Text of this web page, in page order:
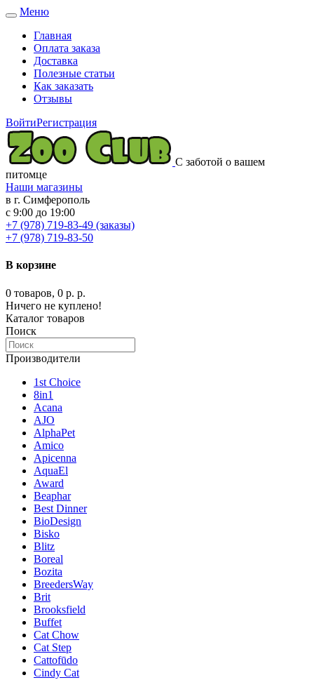
Toggle
navigation
Меню
Главная
Оплата заказа
Доставка
Полезные статьи
Как заказать
Отзывы
ВойтиРегистрация
С заботой о вашем
питомце
Наши магазины
в г. Симферополь
с 9:00 до 19:00
+7 (978) 719-83-49 (заказы)
+7 (978) 719-83-50
В корзине
0 товаров, 0 р. р.
Ничего не куплено!
Каталог товаров
Поиск
Производители
1st Choice
8in1
Acana
AJO
AlphaPet
Amico
Apicenna
AquaEl
Award
Beaphar
Best Dinner
BioDesign
Bisko
Blitz
Boreal
Bozita
BreedersWay
Brit
Brooksfield
Buffet
Cat Chow
Cat Step
Cattofūdo
Cindy Cat